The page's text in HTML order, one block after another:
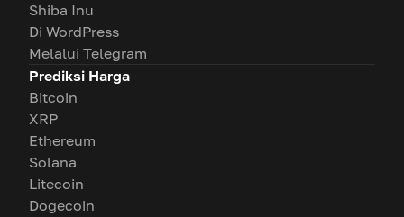
Shiba Inu
Di WordPress
Melalui Telegram
Prediksi Harga
Bitcoin
XRP
Ethereum
Solana
Litecoin
Dogecoin